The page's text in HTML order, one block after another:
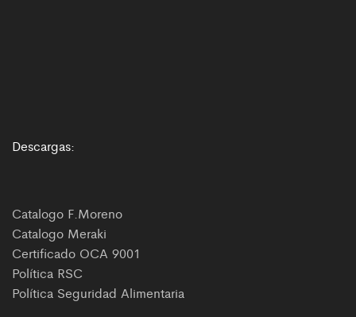
Descargas:
Catalogo F.Moreno
Catalogo Meraki
Certificado OCA 9001
Política RSC
Política Seguridad Alimentaria